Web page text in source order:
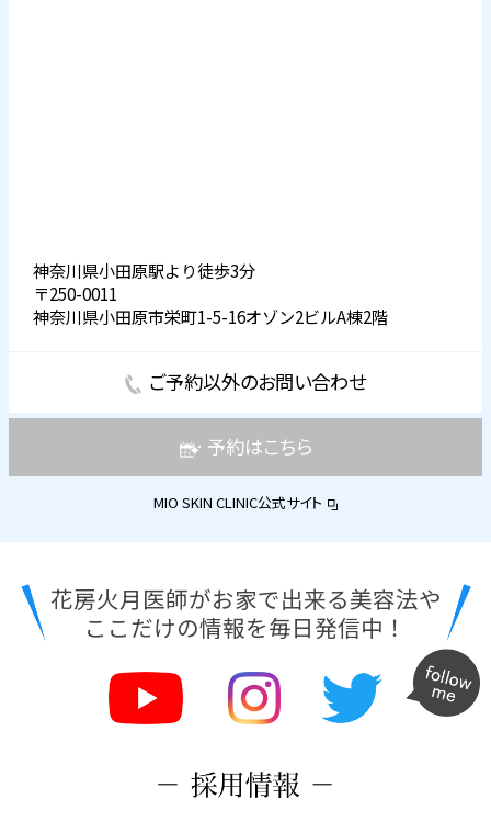
神奈川県小田原駅より徒歩3分
〒250-0011
神奈川県小田原市栄町1-5-16オゾン2ビルA棟2階
ご予約以外のお問い合わせ
予約はこちら
MIO SKIN CLINIC公式サイト
花房火月医師がお家で出来る美容法や
ここだけの情報を毎日発信中！